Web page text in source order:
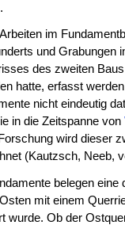
im
und Grabungen
des zweiten
hatte, erfasst
nicht eindeutig
in die Zeitspanne von
wird dieser
(Kautzsch, Neeb,
belegen
mit einem
wurde. Ob der